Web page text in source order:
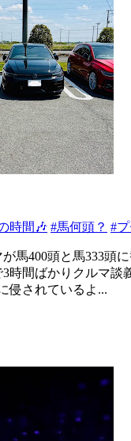
時間🎶 #馬何頭？ #
馬400頭と馬333頭
時間ばかりクルマ談
侵されているよ...